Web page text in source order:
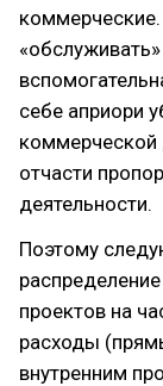
себе априори
коммерческой
отчасти
деятельности.
Поэтому
проектов на
расходы
внутренним